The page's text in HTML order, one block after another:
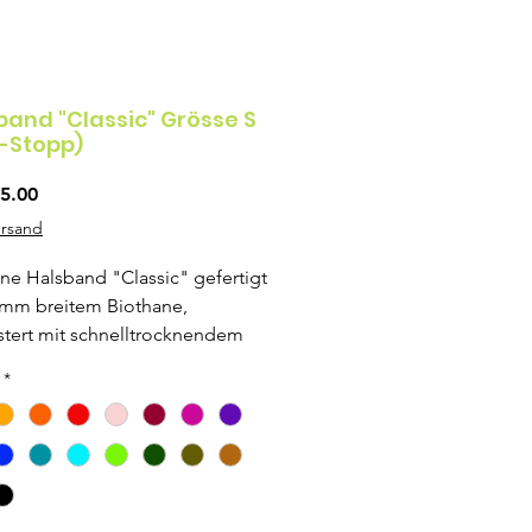
"Classic" Grösse S
Stopp)
Preis
Halsband "Classic" gefertigt
breitem Biothane,
mit schnelltrocknendem
nur in Silber erhältlich.
ist das Halsband 25mm
und nicht gepolsterte
*